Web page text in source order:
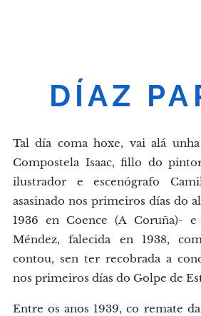
DÍAZ
Tal día coma hoxe, vai alá
Compostela Isaac, fillo do
ilustrador e escenógrafo
asasinado nos primeiros días do
1936 en Coence (A Coruña)-
Méndez, falecida en 1938,
contou, sen ter recobrada a
nos primeiros días do Golpe de
Entre os anos 1939, co remate